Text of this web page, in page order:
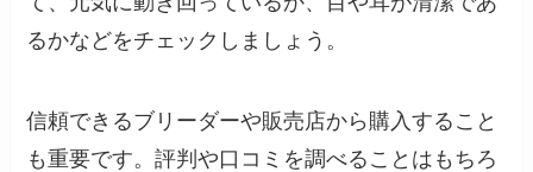
るかなどをチェックしましょう。
信頼できるブリーダーや販売店から購入すること
も重要です。評判や口コミを調べることはもちろ